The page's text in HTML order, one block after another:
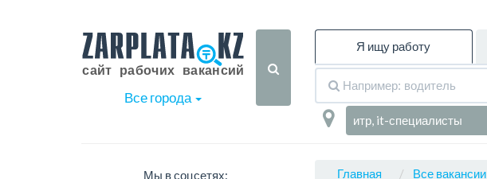
Все города
Я ищу работу
итр, it-специалисты
Мы в соцсетях: Главная Все вакансии